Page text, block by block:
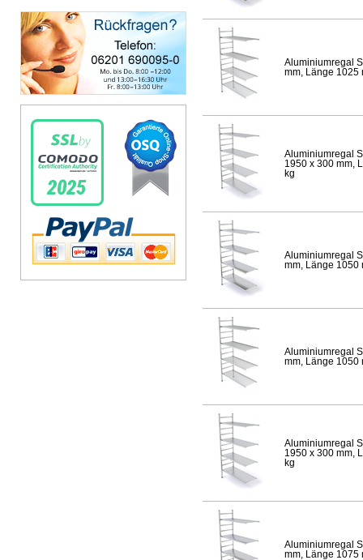
Aluminiumregal
mm, Länge 1025
Aluminiumregal
1950 x 300 mm,
kg
Aluminiumregal
mm, Länge 1050
Aluminiumregal
mm, Länge 1050
Aluminiumregal
1950 x 300 mm,
kg
Aluminiumregal
mm, Länge 1075